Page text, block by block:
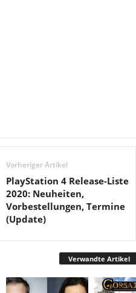
Vorheriger Artikel
PlayStation 4 Release-Liste
2020: Neuheiten,
Vorbestellungen, Termine
(Update)
Verwandte Artikel